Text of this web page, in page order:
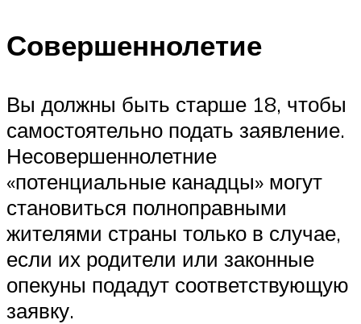
Совершеннолетие
Вы должны быть старше 18, чтобы
самостоятельно подать заявление.
Несовершеннолетние
«потенциальные канадцы» могут
становиться полноправными
жителями страны только в случае,
если их родители или законные
опекуны подадут соответствующую
заявку.